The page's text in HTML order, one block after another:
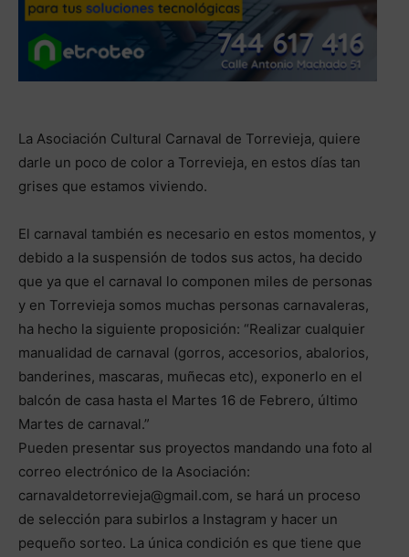
La Asociación Cultural Carnaval de Torrevieja, quiere
darle un poco de color a Torrevieja, en estos días tan
grises que estamos viviendo.
El carnaval también es necesario en estos momentos, y
debido a la suspensión de todos sus actos, ha decido
que ya que el carnaval lo componen miles de personas
y en Torrevieja somos muchas personas carnavaleras,
ha hecho la siguiente proposición: “Realizar cualquier
manualidad de carnaval (gorros, accesorios, abalorios,
banderines, mascaras, muñecas etc), exponerlo en el
balcón de casa hasta el Martes 16 de Febrero, último
Martes de carnaval.”
Pueden presentar sus proyectos mandando una foto al
correo electrónico de la Asociación:
carnavaldetorrevieja@gmail.com, se hará un proceso
de selección para subirlos a Instagram y hacer un
pequeño sorteo. La única condición es que tiene que